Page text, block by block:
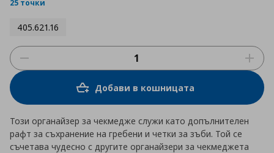
25 точки
405.621.16
Добави в кошницата
Този органайзер за чекмедже служи като допълнителен
рафт за съхранение на гребени и четки за зъби. Той се
съчетава чудесно с другите органайзери за чекмеджета